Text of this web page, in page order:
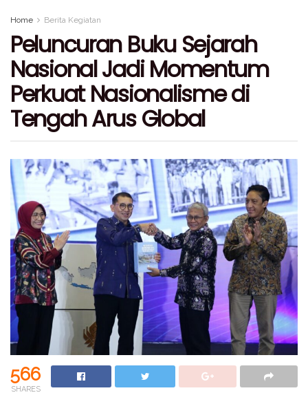
Home Berita Kegiatan
Peluncuran Buku Sejarah
Nasional Jadi Momentum
Perkuat Nasionalisme di
Tengah Arus Global
566
SHARES